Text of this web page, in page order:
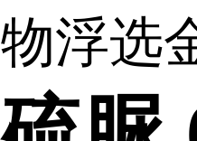
物浮选